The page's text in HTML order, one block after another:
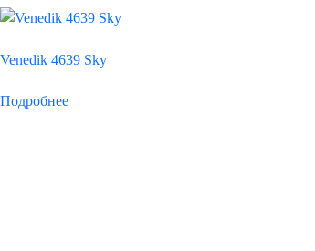
Venedik 4639 Sky
Подробнее